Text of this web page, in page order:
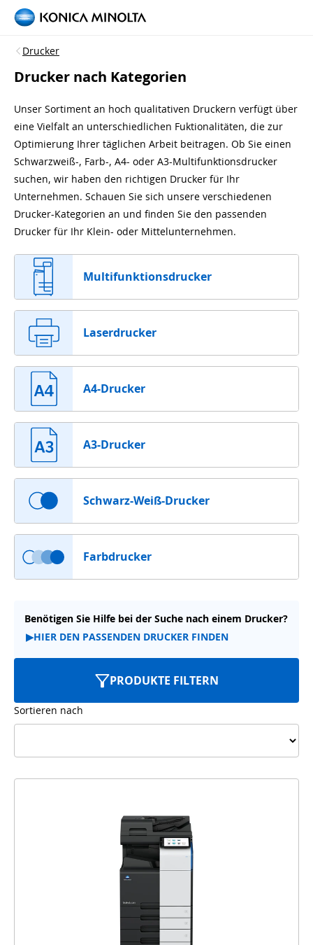
Drucker
Drucker nach Kategorien
Unser Sortiment an hoch qualitativen Druckern verfügt über
eine Vielfalt an unterschiedlichen Fuktionalitäten, die zur
Optimierung Ihrer täglichen Arbeit beitragen. Ob Sie einen
Schwarzweiß-, Farb-, A4- oder A3-Multifunktionsdrucker
suchen, wir haben den richtigen Drucker für Ihr
Unternehmen. Schauen Sie sich unsere verschiedenen
Drucker-Kategorien an und finden Sie den passenden
Drucker für Ihr Klein- oder Mittelunternehmen.
Multifunktionsdrucker
Laserdrucker
A4-Drucker
A3-Drucker
Schwarz-Weiß-Drucker
Farbdrucker
Benötigen Sie Hilfe bei der Suche nach einem Drucker?
▶HIER DEN PASSENDEN DRUCKER FINDEN
PRODUKTE FILTERN
Sortieren nach